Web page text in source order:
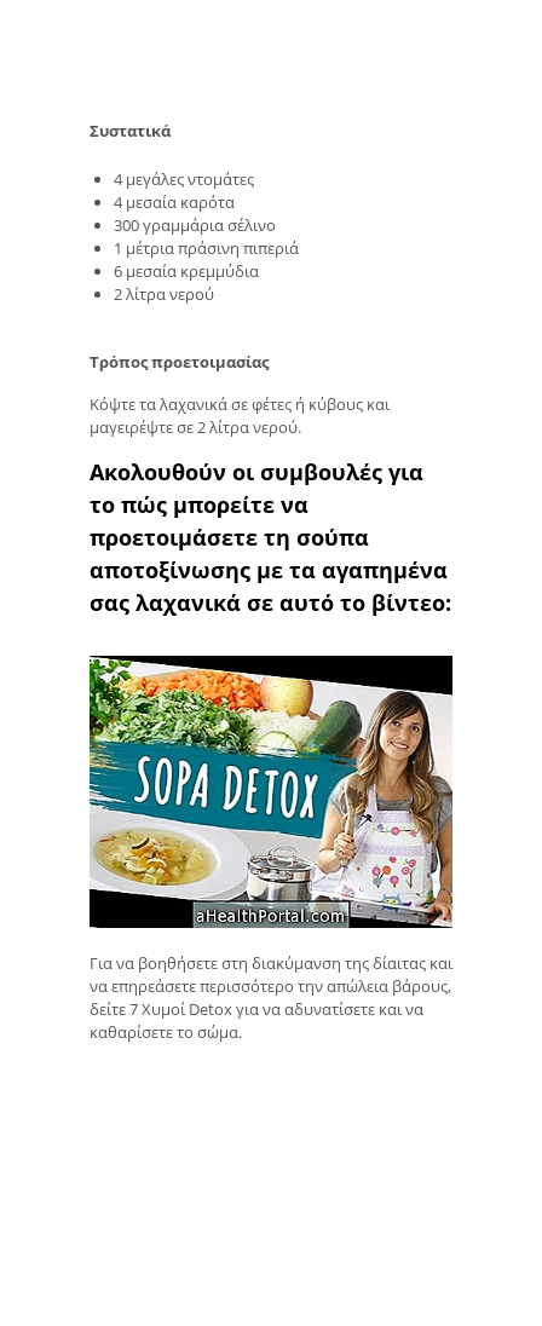
Συστατικά
4 μεγάλες ντομάτες
4 μεσαία καρότα
300 γραμμάρια σέλινο
1 μέτρια πράσινη πιπεριά
6 μεσαία κρεμμύδια
2 λίτρα νερού
Τρόπος προετοιμασίας
Κόψτε τα λαχανικά σε φέτες ή κύβους και
μαγειρέψτε σε 2 λίτρα νερού.
Ακολουθούν οι συμβουλές για
το πώς μπορείτε να
προετοιμάσετε τη σούπα
αποτοξίνωσης με τα αγαπημένα
σας λαχανικά σε αυτό το βίντεο:
Για να βοηθήσετε στη διακύμανση της δίαιτας και
να επηρεάσετε περισσότερο την απώλεια βάρους,
δείτε 7 Χυμοί Detox για να αδυνατίσετε και να
καθαρίσετε το σώμα.